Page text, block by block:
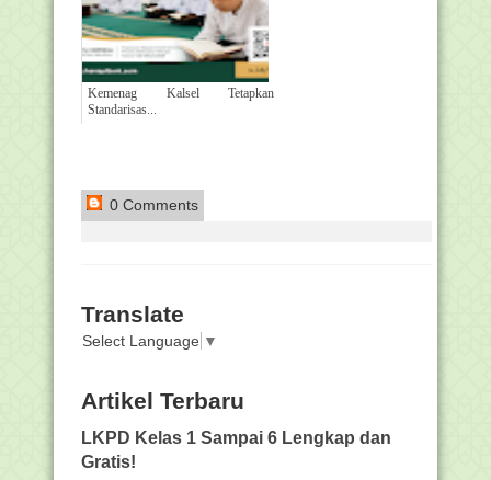
Kemenag Kalsel Tetapkan
Standarisas...
0 Comments
Translate
Select Language ▼
Artikel Terbaru
LKPD Kelas 1 Sampai 6 Lengkap dan
Gratis!